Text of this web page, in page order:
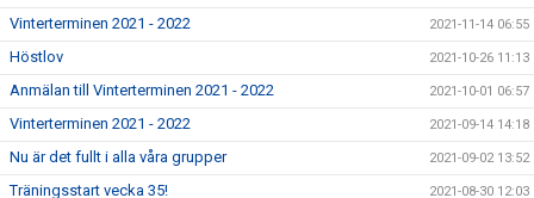
Vinterterminen 2021 - 2022 2021-11-14 06:55
Höstlov 2021-10-26 11:13
Anmälan till Vinterterminen 2021 - 2022 2021-10-01 06:57
Vinterterminen 2021 - 2022 2021-09-14 14:18
Nu är det fullt i alla våra grupper 2021-09-02 13:52
Träningsstart vecka 35! 2021-08-30 12:03